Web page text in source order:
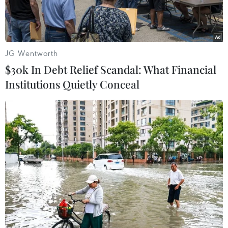
Ký kết hợp tác giữa tỉnh Quảng Bình và tỉnh Salavan (Lào).
(Ảnh: Tá Chuyên/TTXVN)
Chiều 23/4, tại thành phố Đồng Hới, đoàn đại
biểu hai tỉnh Quảng Bình và tỉnh Salavan (nước
Cộng hòa Dân chủ Nhân dân Lào) đã tiến hành
hội đàm và ký biên bản hợp tác.
JG Wentworth
$30k In Debt Relief Scandal: What Financial
Institutions Quietly Conceal